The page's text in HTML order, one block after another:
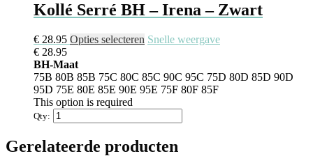
Kollé Serré BH – Irena – Zwart
€ 28.95 Opties selecteren Snelle weergave
€ 28.95
BH-Maat
75B 80B 85B 75C 80C 85C 90C 95C 75D 80D 85D 90D
95D 75E 80E 85E 90E 95E 75F 80F 85F
This option is required
Qty:
Gerelateerde producten